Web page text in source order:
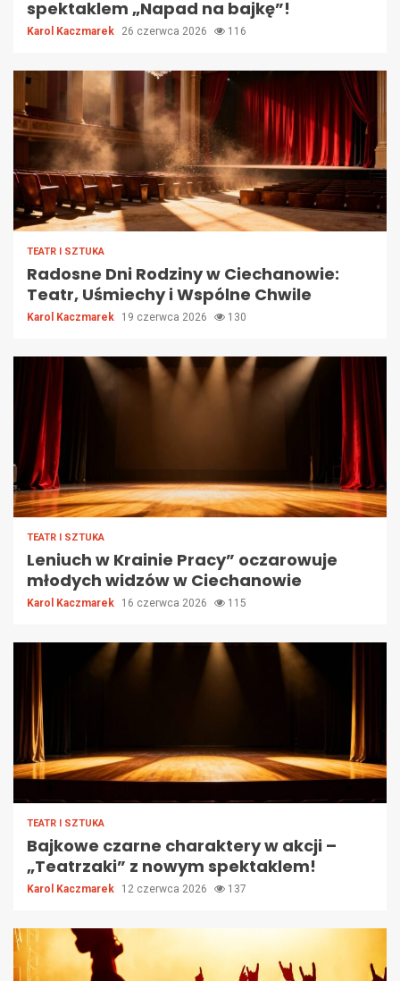
spektaklem „Napad na bajkę”!
Karol Kaczmarek 26 czerwca 2026 116
TEATR I SZTUKA
Radosne Dni Rodziny w Ciechanowie:
Teatr, Uśmiechy i Wspólne Chwile
Karol Kaczmarek 19 czerwca 2026 130
TEATR I SZTUKA
Leniuch w Krainie Pracy” oczarowuje
młodych widzów w Ciechanowie
Karol Kaczmarek 16 czerwca 2026 115
TEATR I SZTUKA
Bajkowe czarne charaktery w akcji –
„Teatrzaki” z nowym spektaklem!
Karol Kaczmarek 12 czerwca 2026 137